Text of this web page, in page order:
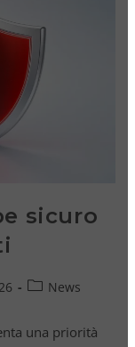
sicuro
News
una priorità